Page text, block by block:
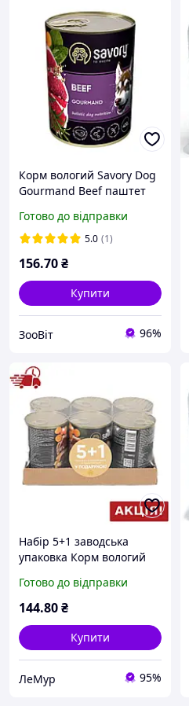
Корм вологий Savory Dog
Gourmand Beef паштет
порід з яловичиною 400 г
Готово до відправки
5.0 (1)
156.70₴
Купити
ЗооВіт 96%
Набір 5+1 заводська
упаковка Корм вологий
Duck паштет для
дорослих собак усіх порід
Готово до відправки
144.80₴
Купити
ЛеМур 95%